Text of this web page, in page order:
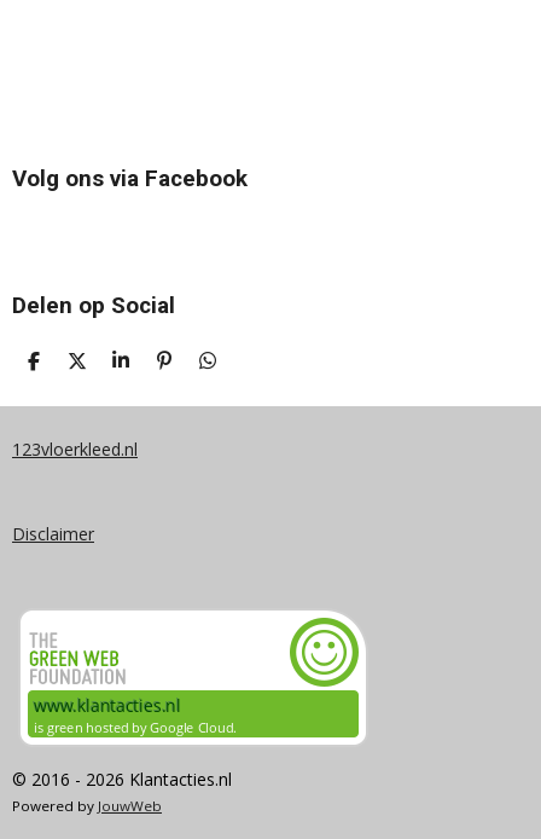
Volg ons via Facebook
Delen op Social
D
L
N
D
E
S
A
E
P
N
D
L
123vloerkleed.nl
Disclaimer
© 2016 - 2026 Klantacties.nl
Powered by JouwWeb